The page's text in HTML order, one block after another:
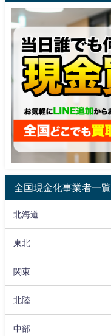
全国現金化事業者一覧
北海道
東北
関東
北陸
中部